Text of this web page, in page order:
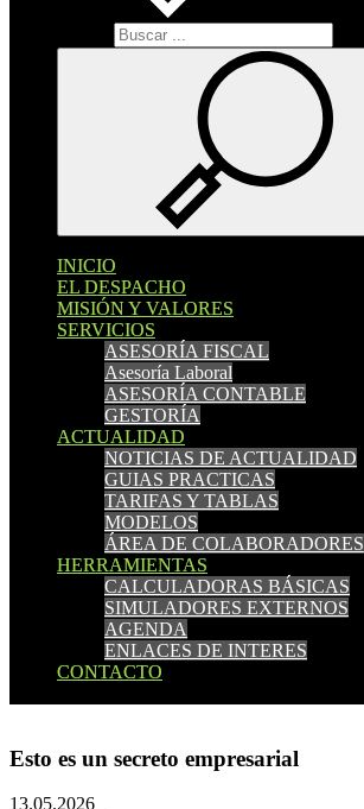
INICIO
EL DESPACHO
MISIÓN Y VALORES
SERVICIOS
ASESORÍA FISCAL
Asesoría Laboral
ASESORÍA CONTABLE
GESTORÍA
ACTUALIDAD
NOTICIAS DE ACTUALIDAD
GUIAS PRACTICAS
TARIFAS Y TABLAS
MODELOS
ÁREA DE COLABORADORES
HERRAMIENTAS
CALCULADORAS BÁSICAS
SIMULADORES EXTERNOS
AGENDA
ENLACES DE INTERES
CONTACTO
INICIO
EL DESPACHO
MISIÓN Y VALORES
SERVICIOS
ASESORÍA FISCAL
Asesoría Laboral
ASESORÍA CONTABLE
GESTORÍA
ACTUALIDAD
NOTICIAS DE ACTUALIDAD
GUIAS PRACTICAS
TARIFAS Y TABLAS
MODELOS
ÁREA DE COLABORADORES
HERRAMIENTAS
CALCULADORAS BÁSICAS
SIMULADORES EXTERNOS
AGENDA
ENLACES DE INTERES
CONTACTO
Esto es un secreto empresarial
13.05.2026